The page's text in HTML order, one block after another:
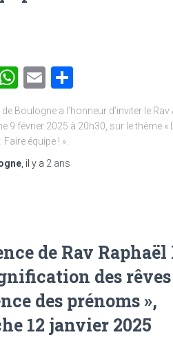
WhatsApp
Email
de Boulogne a l’honneur d’inviter le
9 février 2025 à 20h30, sur le thème «
équipe ! ».
, il y a 2 ans
de Rav Raphaël
des
des prénoms »,
12 janvier 2025